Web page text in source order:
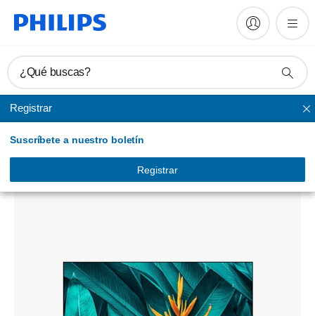
¿Qué buscas?
Registrar
Suscríbete a nuestro boletín
Registrar
MediaSuite